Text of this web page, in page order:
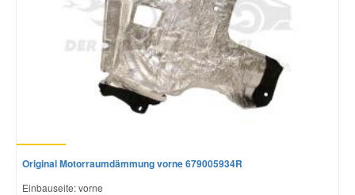
Original Motorraumdämmung vorne 679005934R
Einbauseite: vorne